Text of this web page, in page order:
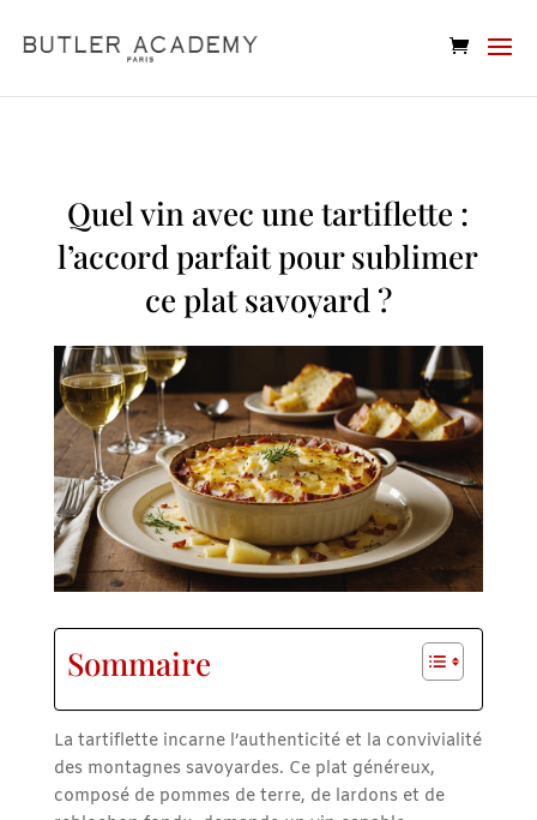
Quel vin avec une tartiflette :
l’accord parfait pour sublimer
ce plat savoyard ?
Sommaire
La tartiflette incarne l’authenticité et la convivialité
des montagnes savoyardes. Ce plat généreux,
composé de pommes de terre, de lardons et de